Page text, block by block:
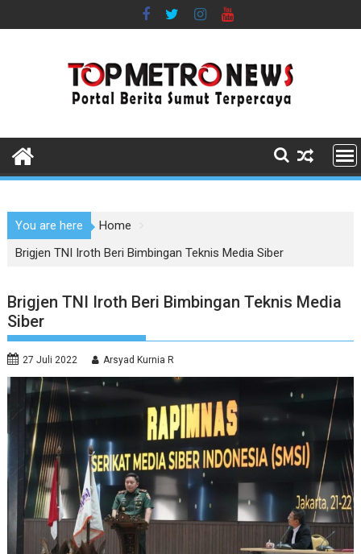
to
You are here
Home
Brigjen TNI Iroth Beri Bimbingan Teknis Media Siber
Brigjen TNI Iroth Beri Bimbingan Teknis Media
Siber
27 Juli 2022 Arsyad Kurnia R